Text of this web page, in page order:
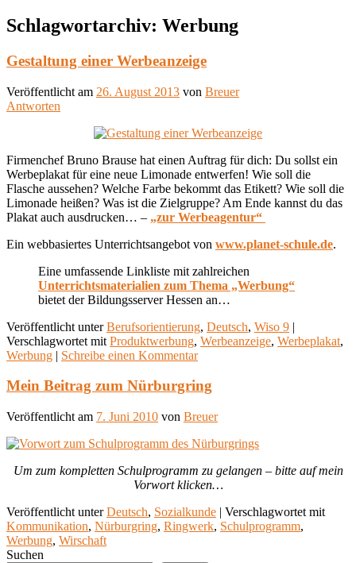
Schlagwortarchiv: Werbung
Gestaltung einer Werbeanzeige
Veröffentlicht am 26. August 2013 von Breuer
Antworten
Firmenchef Bruno Brause hat einen Auftrag für dich: Du sollst ein
Werbeplakat für eine neue Limonade entwerfen! Wie soll die
Flasche aussehen? Welche Farbe bekommt das Etikett? Wie soll die
Limonade heißen? Was ist die Zielgruppe? Am Ende kannst du das
Plakat auch ausdrucken… – „zur Werbeagentur“
Ein webbasiertes Unterrichtsangebot von www.planet-schule.de.
Eine umfassende Linkliste mit zahlreichen
Unterrichtsmaterialien zum Thema „Werbung“
bietet der Bildungsserver Hessen an…
Veröffentlicht unter Berufsorientierung, Deutsch, Wiso 9 |
Verschlagwortet mit Produktwerbung, Werbeanzeige, Werbeplakat,
Werbung | Schreibe einen Kommentar
Mein Beitrag zum Nürburgring
Veröffentlicht am 7. Juni 2010 von Breuer
Um zum kompletten Schulprogramm zu gelangen – bitte auf mein
Vorwort klicken…
Veröffentlicht unter Deutsch, Sozialkunde | Verschlagwortet mit
Kommunikation, Nürburgring, Ringwerk, Schulprogramm,
Werbung, Wirschaft
Suchen